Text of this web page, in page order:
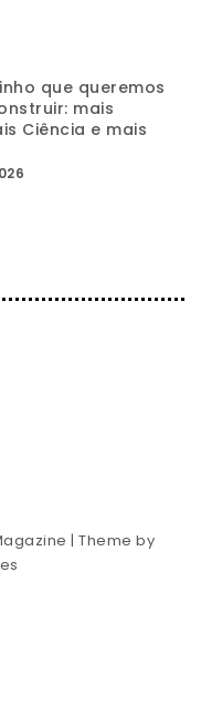
que queremos
mais
Ciência e mais
| Theme by